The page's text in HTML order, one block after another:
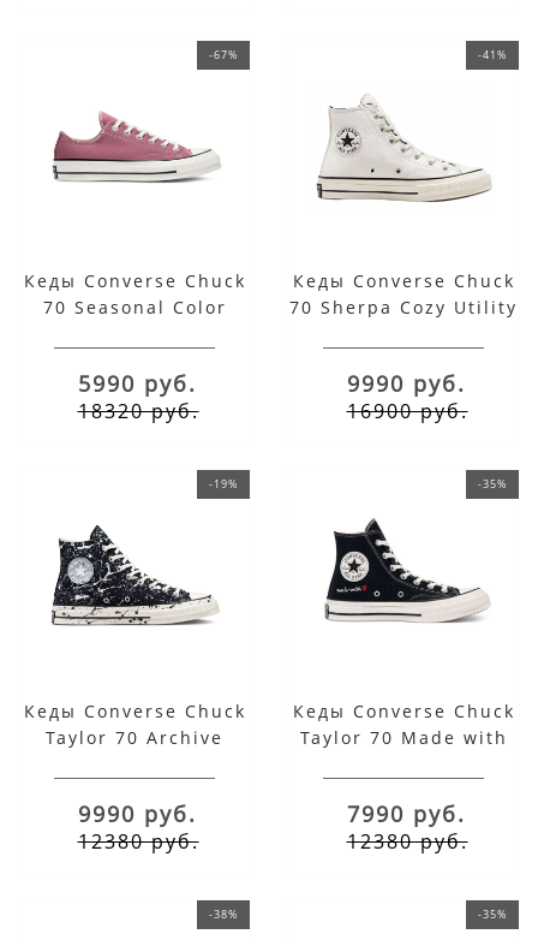
-67%
Кеды Converse Chuck
70 Seasonal Color
5990 руб.
18320 руб.
-41%
Кеды Converse Chuck
70 Sherpa Cozy Utility
9990 руб.
16900 руб.
-19%
Кеды Converse Chuck
Taylor 70 Archive
9990 руб.
12380 руб.
-35%
Кеды Converse Chuck
Taylor 70 Made with
7990 руб.
12380 руб.
-38% -35%